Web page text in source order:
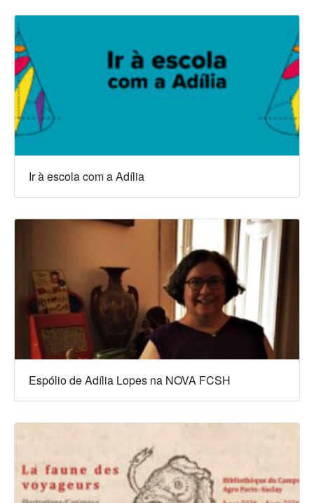
Ir à escola com a Adília
Espólio de Adília Lopes na NOVA FCSH